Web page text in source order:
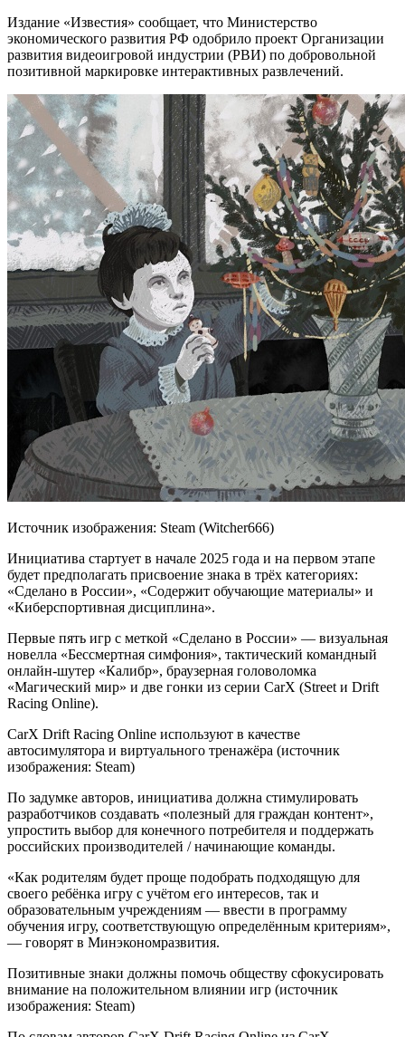
Издание «Известия» сообщает, что Министерство
экономического развития РФ одобрило проект Организации
развития видеоигровой индустрии (РВИ) по добровольной
позитивной маркировке интерактивных развлечений.
Источник изображения: Steam (Witcher666)
Инициатива стартует в начале 2025 года и на первом этапе
будет предполагать присвоение знака в трёх категориях:
«Сделано в России», «Содержит обучающие материалы» и
«Киберспортивная дисциплина».
Первые пять игр с меткой «Сделано в России» — визуальная
новелла «Бессмертная симфония», тактический командный
онлайн-шутер «Калибр», браузерная головоломка
«Магический мир» и две гонки из серии CarX (Street и Drift
Racing Online).
CarX Drift Racing Online используют в качестве
автосимулятора и виртуального тренажёра (источник
изображения: Steam)
По задумке авторов, инициатива должна стимулировать
разработчиков создавать «полезный для граждан контент»,
упростить выбор для конечного потребителя и поддержать
российских производителей / начинающие команды.
«Как родителям будет проще подобрать подходящую для
своего ребёнка игру с учётом его интересов, так и
образовательным учреждениям — ввести в программу
обучения игру, соответствующую определённым критериям»,
— говорят в Минэкономразвития.
Позитивные знаки должны помочь обществу сфокусировать
внимание на положительном влиянии игр (источник
изображения: Steam)